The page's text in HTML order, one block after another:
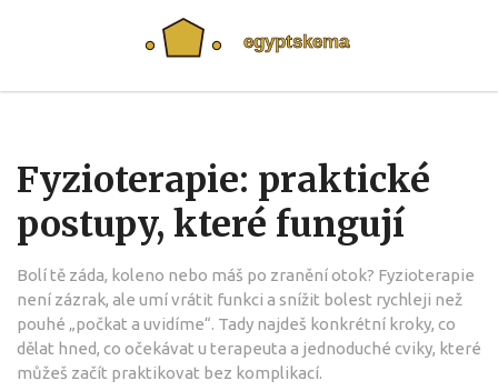
Fyzioterapie: praktické
postupy, které fungují
Bolí tě záda, koleno nebo máš po zranění otok? Fyzioterapie
není zázrak, ale umí vrátit funkci a snížit bolest rychleji než
pouhé „počkat a uvidíme“. Tady najdeš konkrétní kroky, co
dělat hned, co očekávat u terapeuta a jednoduché cviky, které
můžeš začít praktikovat bez komplikací.